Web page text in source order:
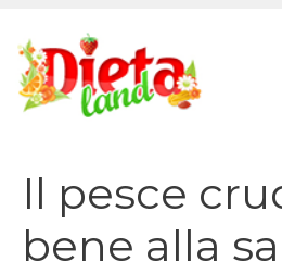
contenuto
Il pesce
bene alla